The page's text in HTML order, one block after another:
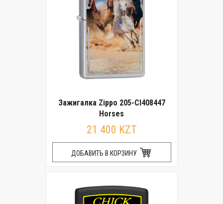
Зажигалка Zippo 205-CI408447
Horses
21 400 KZT
ДОБАВИТЬ В КОРЗИНУ